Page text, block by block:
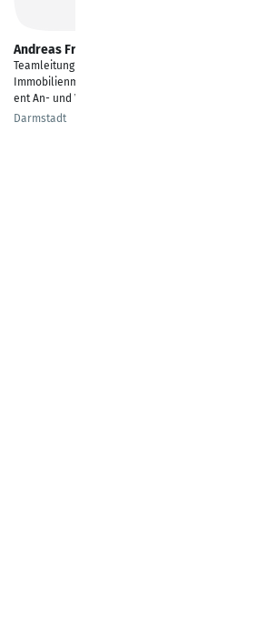
Andreas Franz
Teamleitung
Immobilienmanagem
ent An- und Verkauf
Darmstadt